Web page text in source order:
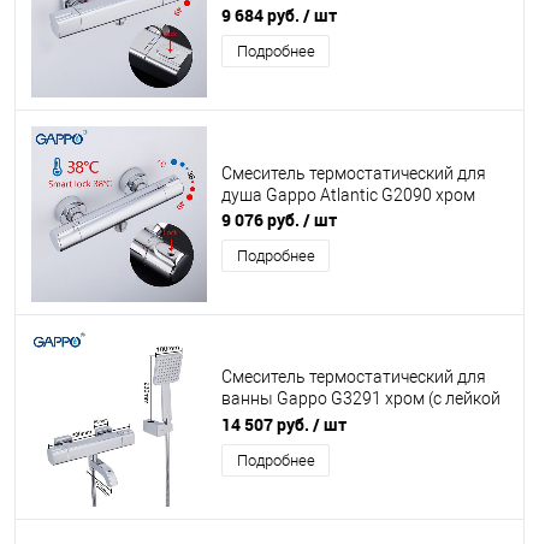
лейкой и шлангом)
9 684 руб. / шт
Подробнее
Смеситель термостатический для
душа Gappo Atlantic G2090 хром
9 076 руб. / шт
Подробнее
Смеситель термостатический для
ванны Gappo G3291 хром (с лейкой
и шлангом)
14 507 руб. / шт
Подробнее